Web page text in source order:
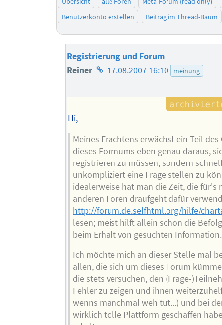
Benutzerkonto erstellen
Beitrag im Thread-Baum
Registrierung und Forum
Reiner Homepage
Autors
17.08.2007 16:10 meinung
Hi,
Meines Erachtens erwächst ein Teil des
dieses Formums eben genau daraus,
registrieren zu müssen, sondern
unkompliziert eine Frage stellen zu
idealerweise hat man die Zeit, die für's
anderen Foren draufgeht dafür
http://forum.de.selfhtml.org/hilfe/
lesen; meist hilft allein schon die
beim Erhalt von gesuchten Information.
Ich möchte mich an dieser Stelle mal
allen, die sich um dieses Forum
die stets versuchen, den (Frage-
Fehler zu zeigen und ihnen
wenns manchmal weh tut...) und bei
wirklich tolle Plattform geschaffen